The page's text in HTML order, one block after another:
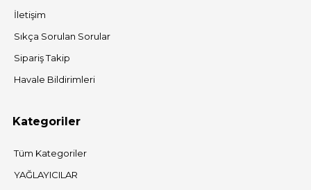
İletişim
Sıkça Sorulan Sorular
Sipariş Takip
Havale Bildirimleri
Kategoriler
Tüm Kategoriler
YAĞLAYICILAR